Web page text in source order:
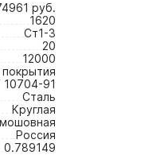
руб.
1620
Ст1-3
20
12000
91
Сталь
Круглая
Россия
0.789149